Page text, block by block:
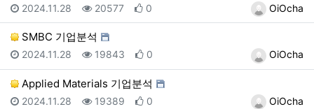
등록자OiOcha
등록일
2024.11.28 조회
20577 추천
0
SMBC 기업분석
등록자OiOcha
등록일
2024.11.28 조회
19843 추천
0
Applied Materials 기업분석
등록자OiOcha
등록일
2024.11.28 조회
19389 추천
0